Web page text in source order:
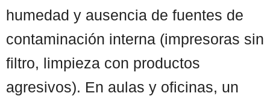
humedad y ausencia de fuentes de
contaminación interna (impresoras sin
filtro, limpieza con productos
agresivos). En aulas y oficinas, un